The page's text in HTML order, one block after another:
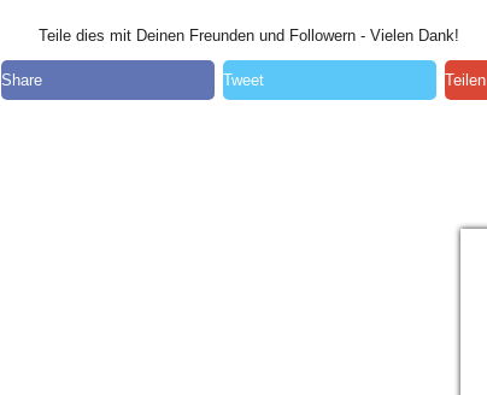
Teile dies mit Deinen Freunden und Followern - Vielen Dank!
Share Tweet Teilen